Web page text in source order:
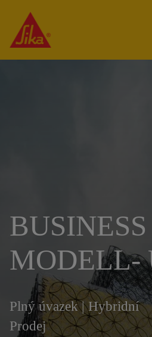
MODELL-
Plný úvazek | Hybridní
Prodej